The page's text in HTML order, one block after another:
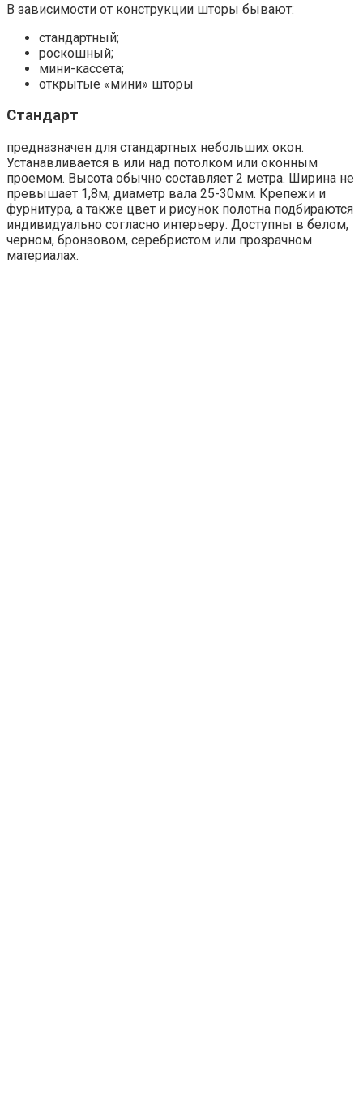
В зависимости от конструкции шторы бывают:
стандартный;
роскошный;
мини-кассета;
открытые «мини» шторы
Стандарт
предназначен для стандартных небольших окон.
Устанавливается в или над потолком или оконным
проемом. Высота обычно составляет 2 метра. Ширина не
превышает 1,8м, диаметр вала 25-30мм. Крепежи и
фурнитура, а также цвет и рисунок полотна подбираются
индивидуально согласно интерьеру. Доступны в белом,
черном, бронзовом, серебристом или прозрачном
материалах.